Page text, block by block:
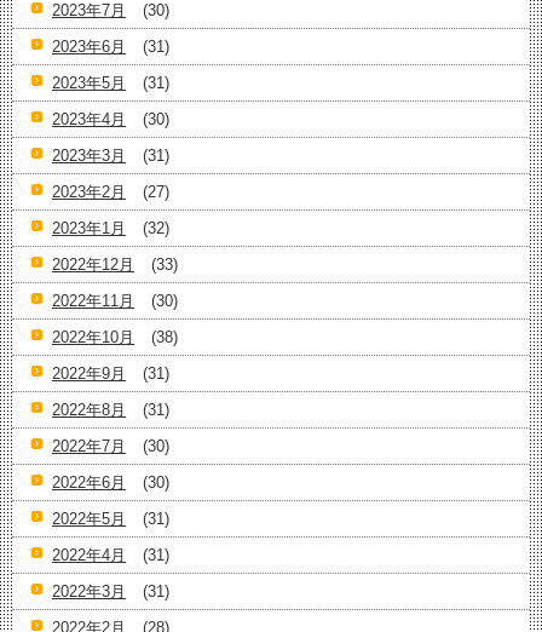
2023年7月
(30)
2023年6月
(31)
2023年5月
(31)
2023年4月
(30)
2023年3月
(31)
2023年2月
(27)
2023年1月
(32)
2022年12月
(33)
2022年11月
(30)
2022年10月
(38)
2022年9月
(31)
2022年8月
(31)
2022年7月
(30)
2022年6月
(30)
2022年5月
(31)
2022年4月
(31)
2022年3月
(31)
2022年2月
(28)